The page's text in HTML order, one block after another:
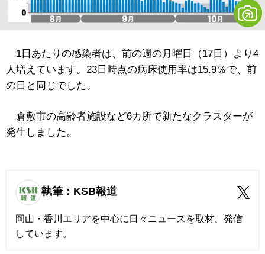
1日あたりの感染者は、前の週の月曜日（17日）より4
人増えています。23日時点の病床使用率は15.9％で、前
の日と同じでした。
倉敷市の高齢者施設など6カ所で新たなクラスターが
発生しました。
執筆：KSB報道
岡山・香川エリアを中心に日々ニュースを取材、発信
しています。